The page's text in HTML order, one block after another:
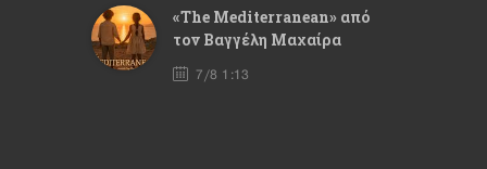
«The Mediterranean» από
τον Βαγγέλη Μαχαίρα
7/8 1:13